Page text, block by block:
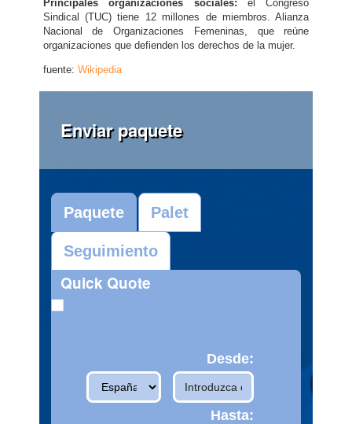
Principales organizaciones sociales: el Congreso
Sindical (TUC) tiene 12 millones de miembros. Alianza
Nacional de Organizaciones Femeninas, que reúne
organizaciones que defienden los derechos de la mujer.
fuente: Wikipedia
Enviar paquete
Paquete Palet
Seguimiento
Quick Quote
Desde:
Hasta: